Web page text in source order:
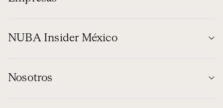
NUBA Insider México
Nosotros